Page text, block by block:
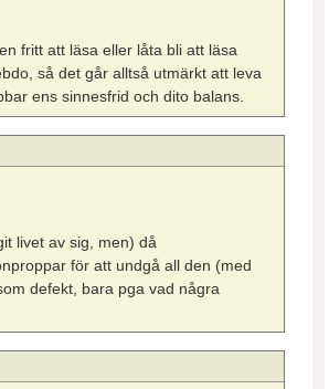
fritt att läsa eller låta bli att läsa
så det går alltså utmärkt att leva
ens sinnesfrid och dito balans.
livet av sig, men) då
för att undgå all den (med
defekt, bara pga vad några